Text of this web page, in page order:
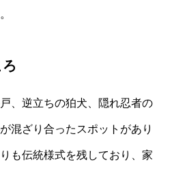
、逆立ちの狛犬、隠れ忍者の
混ざり合ったスポットがあり
も伝統様式を残しており、家